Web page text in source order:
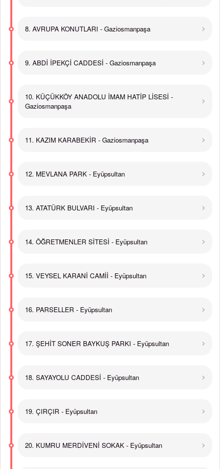
8. AVRUPA KONUTLARI - Gaziosmanpaşa
9. ABDİ İPEKÇİ CADDESİ - Gaziosmanpaşa
10. KÜÇÜKKÖY ANADOLU İMAM HATİP LİSESİ -
Gaziosmanpaşa
11. KAZIM KARABEKİR - Gaziosmanpaşa
12. MEVLANA PARK - Eyüpsultan
13. ATATÜRK BULVARI - Eyüpsultan
14. ÖĞRETMENLER SİTESİ - Eyüpsultan
15. VEYSEL KARANİ CAMİİ - Eyüpsultan
16. PARSELLER - Eyüpsultan
17. ŞEHİT SONER BAYKUŞ PARKI - Eyüpsultan
18. SAYAYOLU CADDESİ - Eyüpsultan
19. ÇIRÇIR - Eyüpsultan
20. KUMRU MERDİVENİ SOKAK - Eyüpsultan